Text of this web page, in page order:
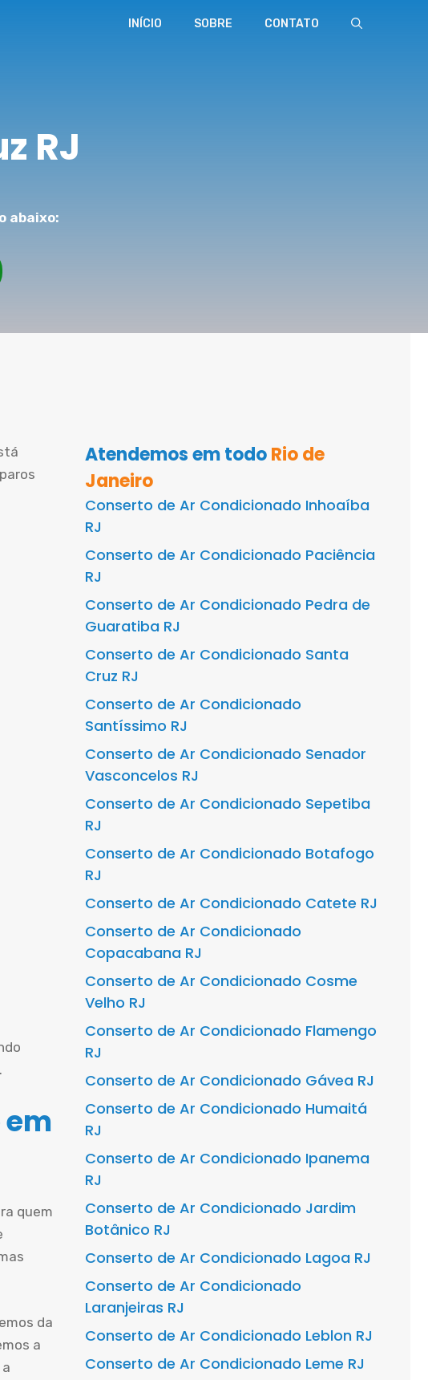
INÍCIO SOBRE CONTATO
RJ
abaixo:
quem
da
a
Atendemos em todoRio de
Janeiro
Conserto de Ar Condicionado Inhoaíba
RJ
Conserto de Ar Condicionado Paciência
RJ
Conserto de Ar Condicionado Pedra de
Guaratiba RJ
Conserto de Ar Condicionado Santa
Cruz RJ
Conserto de Ar Condicionado
Santíssimo RJ
Conserto de Ar Condicionado Senador
Vasconcelos RJ
Conserto de Ar Condicionado Sepetiba
RJ
Conserto de Ar Condicionado Botafogo
RJ
Conserto de Ar Condicionado Catete RJ
Conserto de Ar Condicionado
Copacabana RJ
Conserto de Ar Condicionado Cosme
Velho RJ
Conserto de Ar Condicionado Flamengo
RJ
Conserto de Ar Condicionado Gávea RJ
Conserto de Ar Condicionado Humaitá
RJ
Conserto de Ar Condicionado Ipanema
RJ
Conserto de Ar Condicionado Jardim
Botânico RJ
Conserto de Ar Condicionado Lagoa RJ
Conserto de Ar Condicionado
Laranjeiras RJ
Conserto de Ar Condicionado Leblon RJ
Conserto de Ar Condicionado Leme RJ